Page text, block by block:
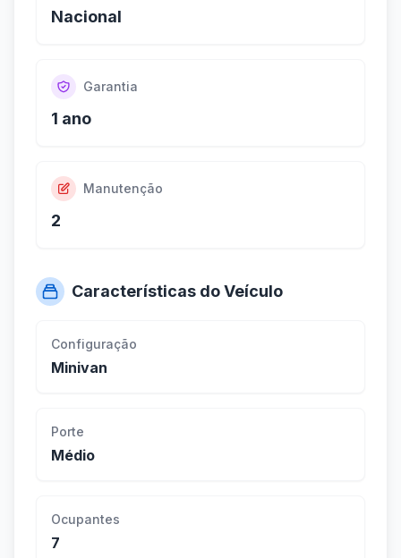
Nacional
Garantia
1 ano
Manutenção
2
Características do Veículo
Configuração
Minivan
Porte
Médio
Ocupantes
7